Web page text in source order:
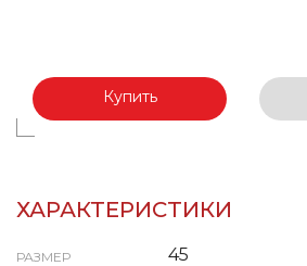
Купить
ХАРАКТЕРИСТИКИ
РАЗМЕР 45